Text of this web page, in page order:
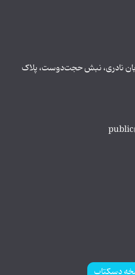
نادری، نبش حجت‌دوست، پلاک
دسکتاپ